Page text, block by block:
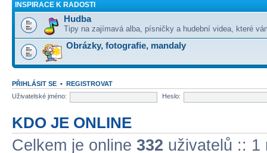
INSPIRACE K RADOSTI
Hudba
Tipy na zajímavá alba, písničky a hudební videa, které
Obrázky, fotografie, mandaly
PŘIHLÁSIT SE • REGISTROVAT
Uživatelské jméno:
Heslo:
KDO JE ONLINE
Celkem je online 332 uživatelů :: 1